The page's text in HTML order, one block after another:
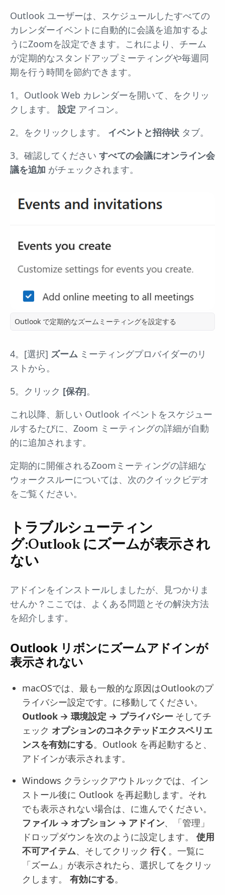
Outlook ユーザーは、スケジュールしたすべての
カレンダーイベントに自動的に会議を追加するよ
うにZoomを設定できます。これにより、チーム
が定期的なスタンドアップミーティングや毎週同
期を行う時間を節約できます。
1。Outlook Web カレンダーを開いて、をクリッ
クします。 設定 アイコン。
2。をクリックします。 イベントと招待状 タブ。
3。確認してください すべての会議にオンライン会
議を追加 がチェックされます。
Outlook で定期的なズームミーティングを設定する
4。[選択] ズームミーティングプロバイダーのリ
ストから。
5。クリック [保存]。
これ以降、新しい Outlook イベントをスケジュー
ルするたびに、Zoom ミーティングの詳細が自動
的に追加されます。
定期的に開催されるZoomミーティングの詳細な
ウォークスルーについては、次のクイックビデオ
をご覧ください。
トラブルシューティン
グ:Outlook にズームが表示され
ない
アドインをインストールしましたが、見つかりま
せんか？ここでは、よくある問題とその解決方法
を紹介します。
Outlook リボンにズームアドインが
表示されない
macOSでは、最も一般的な原因はOutlookのプ
ライバシー設定です。に移動してください。
Outlook → 環境設定 → プライバシーそしてチ
ェック オプションのコネクテッドエクスペリエ
ンスを有効にする。Outlook を再起動すると、
アドインが表示されます。
Windows クラシックアウトルックでは、イン
ストール後に Outlook を再起動します。それ
でも表示されない場合は、に進んでください。
ファイル → オプション → アドイン、「管理」
ドロップダウンを次のように設定します。 使用
不可アイテム、そしてクリック 行く 。一覧に
「ズーム」が表示されたら、選択してをクリッ
クします。 有効にする。